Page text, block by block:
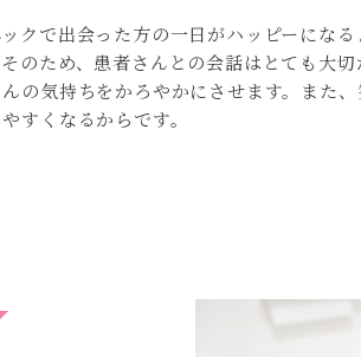
クで出会った方の一日がハッピーにな
のため、患者さんとの会話はとても大
の気持ちをかろやかにさせます。また
すくなるからです。